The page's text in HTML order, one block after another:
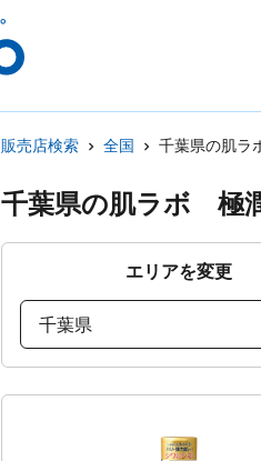
販売店検索 全国 千葉県の肌
千葉県の肌ラボ 極
エリアを変更
千葉県